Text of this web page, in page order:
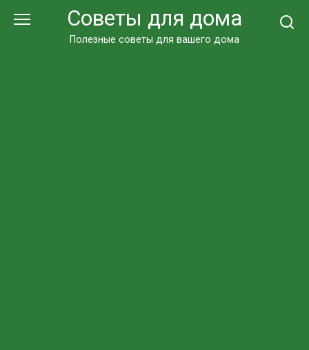
Советы для дома
Полезные советы для вашего дома